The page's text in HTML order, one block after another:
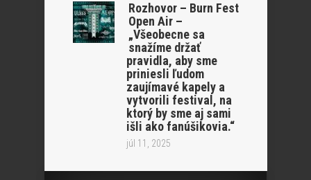
Rozhovor – Burn Fest
Open Air –
„Všeobecne sa
snažíme držať
pravidla, aby sme
priniesli ľudom
zaujímavé kapely a
vytvorili festival, na
ktorý by sme aj sami
išli ako fanúšikovia.“
júl 11, 2025